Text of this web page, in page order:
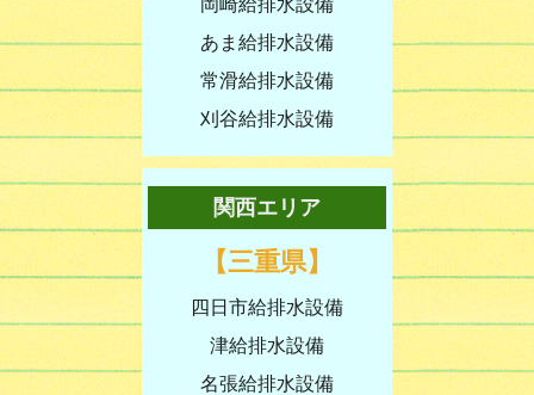
岡崎給排水設備
あま給排水設備
常滑給排水設備
刈谷給排水設備
関西エリア
【三重県】
四日市給排水設備
津給排水設備
名張給排水設備